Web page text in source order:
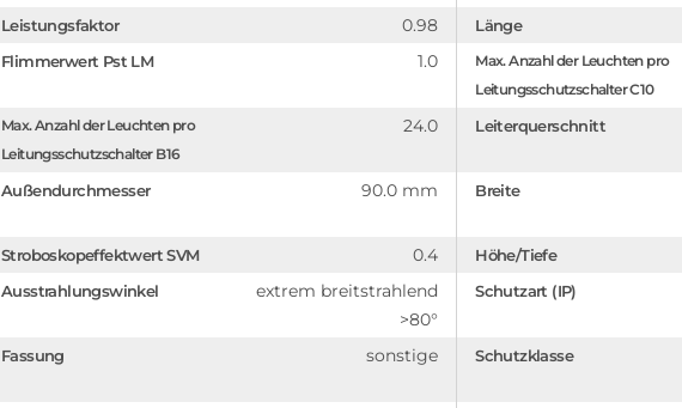
Leistungsfaktor 0.98 Länge
Flimmerwert Pst LM 1.0
Max. Anzahl der Leuchten pro
Leitungsschutzschalter C10
Max. Anzahl der Leuchten pro
Leitungsschutzschalter B16
24.0 Leiterquerschnitt
Außendurchmesser 90.0 mm Breite
Stroboskopeffektwert SVM 0.4 Höhe/Tiefe
Ausstrahlungswinkel
extrem breitstrahlend
>80°
Schutzart (IP)
Fassung sonstige Schutzklasse